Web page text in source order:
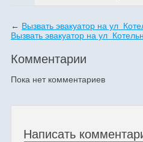
← Вызвать эвакуатор на ул
Вызвать эвакуатор на ул
Комментарии
Пока нет комментариев
Написать